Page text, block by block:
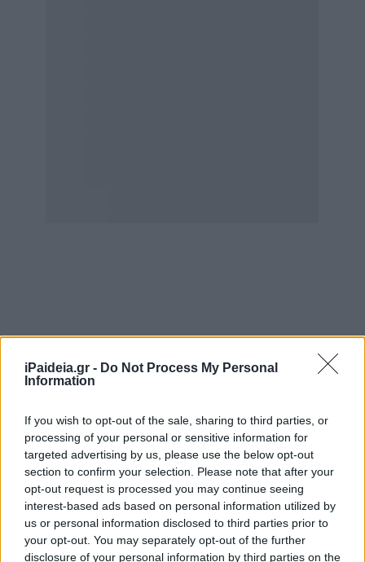
iPaideia.gr - Do Not Process My Personal
Information
If you wish to opt-out of the sale, sharing to third parties, or
processing of your personal or sensitive information for
targeted advertising by us, please use the below opt-out
section to confirm your selection. Please note that after your
opt-out request is processed you may continue seeing
interest-based ads based on personal information utilized by
us or personal information disclosed to third parties prior to
your opt-out. You may separately opt-out of the further
disclosure of your personal information by third parties on the
σύμφωνα με τις διατάξεις του άρθρου 85, παρ. 4 του
Ν.4547/2018, κ α λ ε ί τους εκπαιδευτικούς ειδικοτήτων
εκπαίδευσης που έχουν καταργηθεί με την παρ. 1 του
άρθρου 82 του Ν.4172/2013 (Α΄167) και επανασυσταθεί
με την περίπτωση α΄ της παρ. 1 του άρθρου 18 του
Ν.4325/2015 (Α΄47), οι οποίοι: α) μετατάχθηκαν σε άλλες
θέσεις, σύμφωνα με την παρ. 4, του άρθρου 17 του Ν.
4325/2015, ή β) μετατάχθηκαν με την παρ. 4 του άρθρου
82 του Ν.4172/2013, εφόσον είτε μετατάχθηκαν είτε
κατέχουν, κατά την έναρξη ισχύος του Ν.4547/2018 (12-